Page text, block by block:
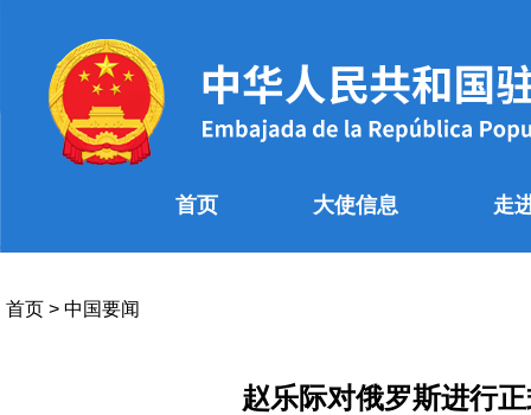
首页 大使信息 走
首页 > 中国要闻
赵乐际对俄罗斯进行